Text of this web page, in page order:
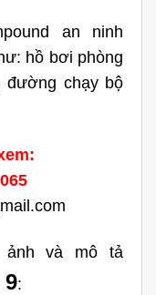
an ninh
hồ bơi phòng
đường chạy bộ
và mô tả
: